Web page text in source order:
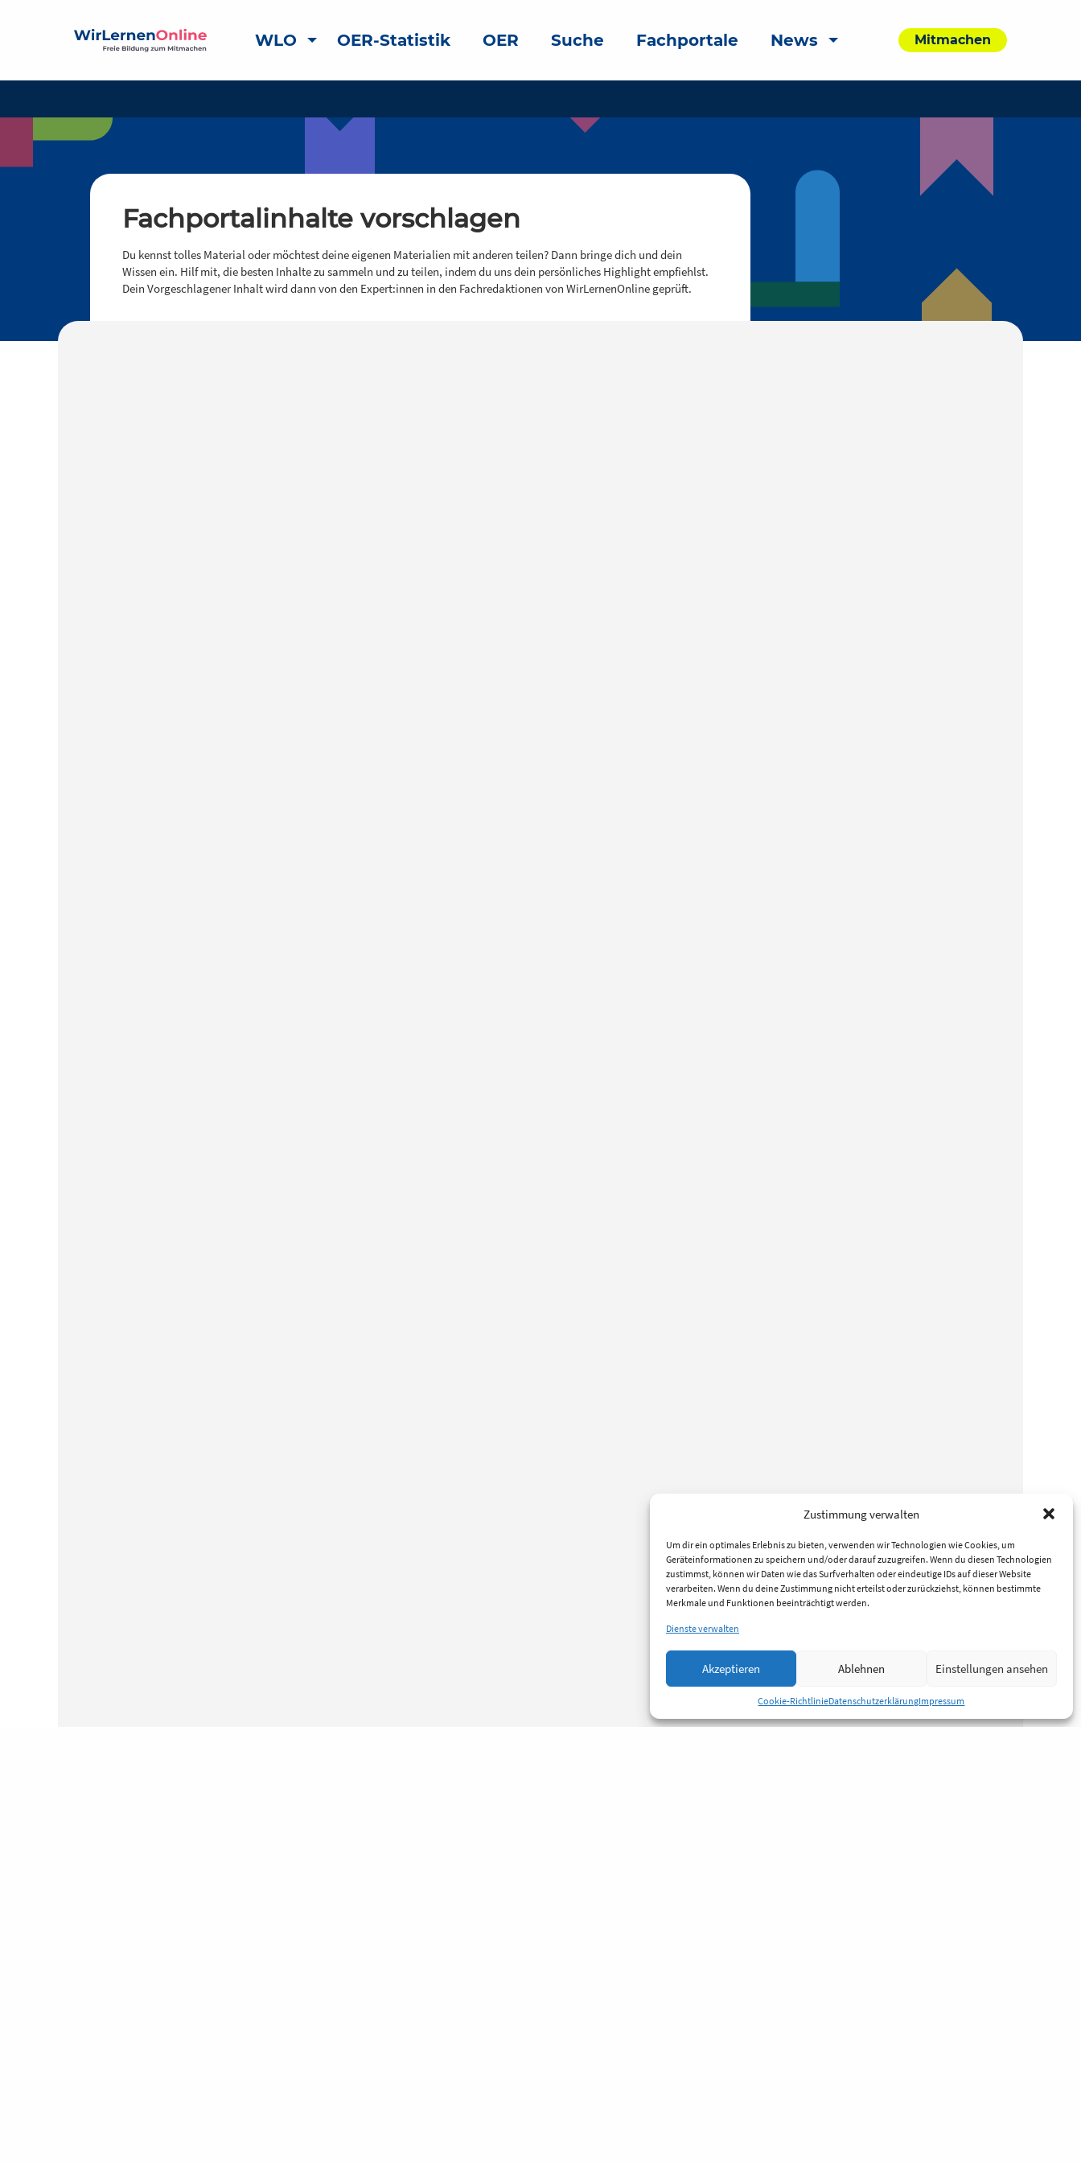
Zustimmung verwalten
Um dir ein optimales Erlebnis zu bieten, verwenden wir Technologien wie Cookies, um
Geräteinformationen zu speichern und/oder darauf zuzugreifen. Wenn du diesen Technologien
zustimmst, können wir Daten wie das Surfverhalten oder eindeutige IDs auf dieser Website
verarbeiten. Wenn du deine Zustimmung nicht erteilst oder zurückziehst, können bestimmte
Merkmale und Funktionen beeinträchtigt werden.
Dienste verwalten
Akzeptieren Ablehnen Einstellungen ansehen
Cookie-RichtlinieDatenschutzerklärungImpressum
WLO OER-Statistik OER Suche Fachportale News Mitmachen
Fachportalinhalte vorschlagen
Du kennst tolles Material oder möchtest deine eigenen Materialien mit anderen teilen? Dann bringe dich und dein
Wissen ein. Hilf mit, die besten Inhalte zu sammeln und zu teilen, indem du uns dein persönliches Highlight empfiehlst.
Dein Vorgeschlagener Inhalt wird dann von den Expert:innen in den Fachredaktionen von WirLernenOnline geprüft.